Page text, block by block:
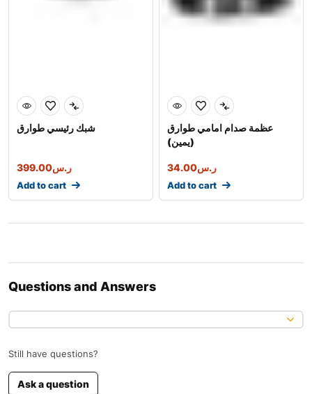
شبك رئيسي طوارق
ر.س399.00
Add to cart
عظمة صدام امامي طوارق
(يمين)
ر.س34.00
Add to cart
Questions and Answers
Still have questions?
Ask a question